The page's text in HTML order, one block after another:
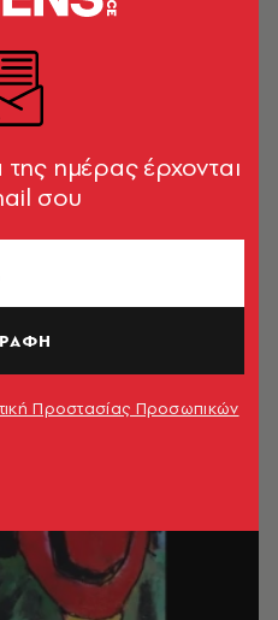
ημέρας έρχονται
σου
Προστασίας Προσωπικών